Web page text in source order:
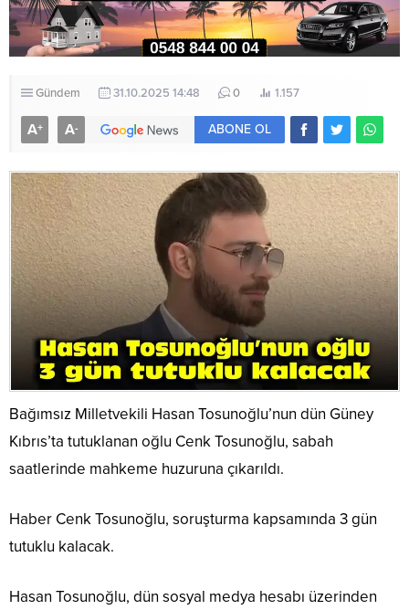
Gündem 31.10.2025 14:48 0 1.157
A+ A- ABONE OL
Bağımsız Milletvekili Hasan Tosunoğlu’nun dün Güney
Kıbrıs’ta tutuklanan oğlu Cenk Tosunoğlu, sabah
saatlerinde mahkeme huzuruna çıkarıldı.
Haber Cenk Tosunoğlu, soruşturma kapsamında 3 gün
tutuklu kalacak.
Hasan Tosunoğlu, dün sosyal medya hesabı üzerinden